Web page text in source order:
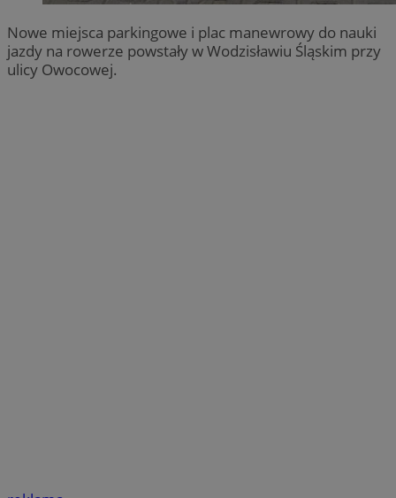
Nowe miejsca parkingowe i plac manewrowy do nauki
jazdy na rowerze powstały w Wodzisławiu Śląskim przy
ulicy Owocowej.